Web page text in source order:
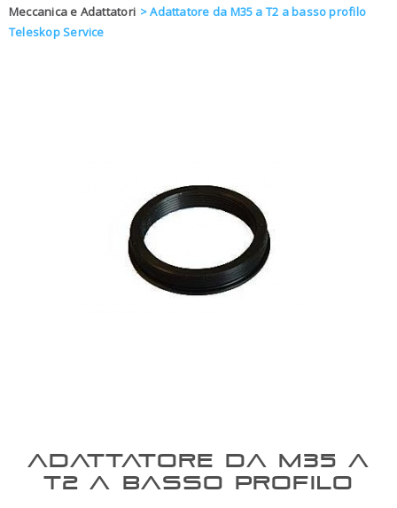
BLOG
Meccanica e Adattatori >Adattatore da M35 a T2 a basso profilo
Teleskop Service
ADATTATORE DA M35 A
T2 A BASSO PROFILO